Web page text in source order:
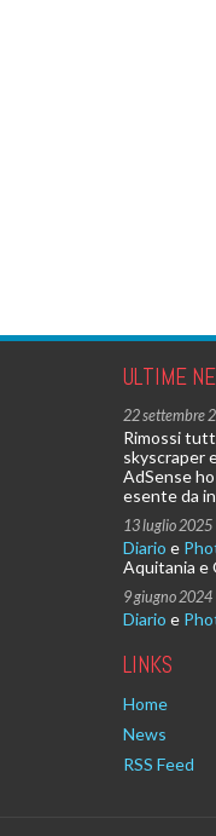
ULTIME
22 settembre
Rimossi
skyscraper
AdSense
esente da
13 luglio 2025
Diario e
Aquitania e
9 giugno 2024
Diario e
LINKS
Home
News
RSS Feed